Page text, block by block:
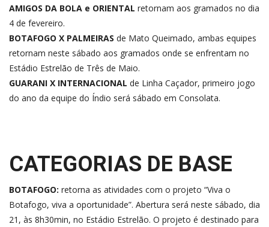
AMIGOS DA BOLA e ORIENTAL retornam aos gramados no dia
4 de fevereiro.
BOTAFOGO X PALMEIRAS de Mato Queimado, ambas equipes
retornam neste sábado aos gramados onde se enfrentam no
Estádio Estrelão de Três de Maio.
GUARANI X INTERNACIONAL de Linha Caçador, primeiro jogo
do ano da equipe do Índio será sábado em Consolata.
CATEGORIAS DE BASE
BOTAFOGO: retorna as atividades com o projeto “Viva o
Botafogo, viva a oportunidade”. Abertura será neste sábado, dia
21, às 8h30min, no Estádio Estrelão. O projeto é destinado para